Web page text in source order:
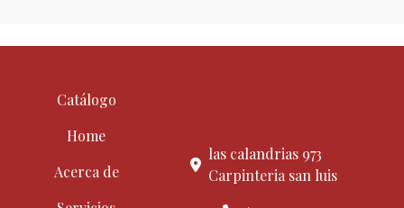
Catálogo
Home
Acerca de
las calandrias 973
Carpinteria san luis